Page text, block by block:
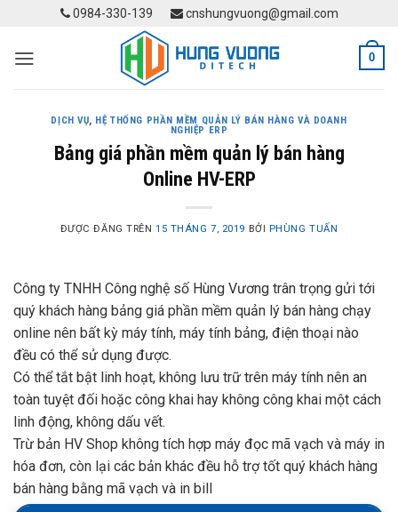
content
0984-330-139 cnshungvuong@gmail.com
0
DỊCH VỤ, HỆ THỐNG PHẦN MỀM QUẢN LÝ BÁN HÀNG VÀ DOANH
NGHIỆP ERP
Bảng giá phần mềm quản lý bán hàng
Online HV-ERP
ĐƯỢC ĐĂNG TRÊN 15 THÁNG 7, 2019 BỞI PHÙNG TUẤN
Công ty TNHH Công nghệ số Hùng Vương trân trọng gửi tới
quý khách hàng bảng giá phần mềm quản lý bán hàng chạy
online nên bất kỳ máy tính, máy tính bảng, điện thoại nào
đều có thể sử dụng được.
Có thể tắt bật linh hoạt, không lưu trữ trên máy tính nên an
toàn tuyệt đối hoặc công khai hay không công khai một cách
linh động, không dấu vết.
Trừ bản HV Shop không tích hợp máy đọc mã vạch và máy in
hóa đơn, còn lại các bản khác đều hỗ trợ tốt quý khách hàng
bán hàng bằng mã vạch và in bill